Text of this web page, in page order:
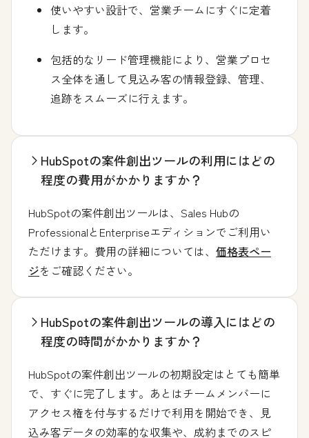
使いやすい設計で、営業チームにすぐに定着
します。
包括的なリード管理機能により、営業プロセ
ス全体を通して見込み客の情報登録、管理、
追跡をスムーズに行えます。
HubSpotの案件創出ツールの利用にはどの
程度の費用がかかりますか？
HubSpotの案件創出ツールは、Sales Hubの
ProfessionalとEnterpriseエディションでご利用い
ただけます。費用の詳細については、 価格表ペー
ジをご確認ください。
HubSpotの案件創出ツールの導入にはどの
程度の時間がかかりますか？
HubSpotの案件創出ツールの初期設定はとても簡単
で、すぐに完了します。あとはチームメンバーに
アクセス権を付与するだけで利用を開始でき、見
込み客データの効率的な収集や、成約までのスピ